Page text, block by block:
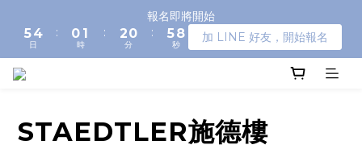
報名即將開始
5
4
3
0
4
3
日
:
0 1
0
時
:
2
1
0
分
:
6
5
4
0
9
8
7
3
2
秒
加 LINE 好友，開始報名
STAEDTLER施德樓